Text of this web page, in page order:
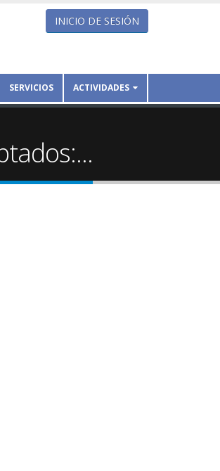
INICIO DE SESIÓN
SERVICIOS ACTIVIDADES